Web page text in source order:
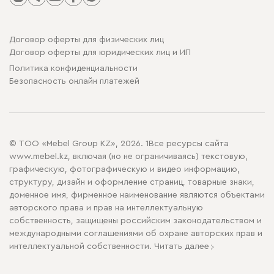
Договор оферты для физических лиц
Договор оферты для юридических лиц и ИП
Политика конфиденциальности
Безопасность онлайн платежей
© ТОО «Mebel Group KZ», 2026. 1Все ресурсы сайта
www.mebel.kz, включая (но не ограничиваясь) текстовую,
графическую, фотографическую и видео информацию,
структуру, дизайн и оформление страниц, товарные знаки,
доменное имя, фирменное наименование являются объектами
авторского права и прав на интеллектуальную
собственность, защищены российским законодательством и
международными соглашениями об охране авторских прав и
интеллектуальной собственности. Читать далее